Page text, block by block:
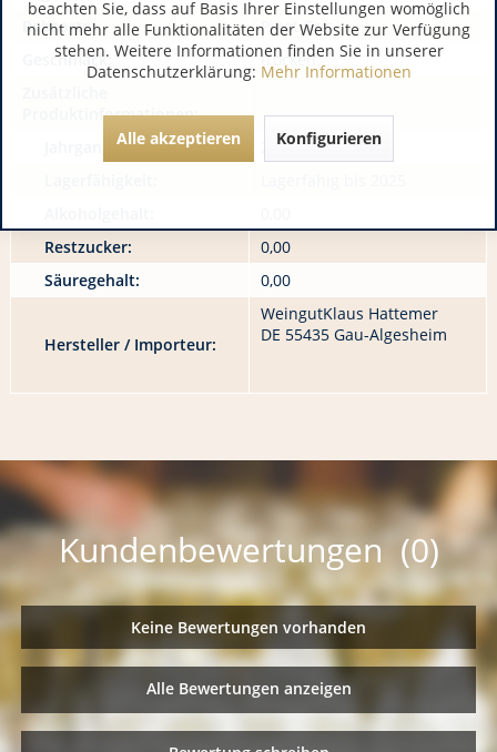
Rebsorte:
Pinot Gris
Geschmack:
trocken
Produktinformationen:
2025
Restzucker:
0,00
Säuregehalt:
0,00
Hersteller / Importeur:
WeingutKlaus Hattemer
DE 55435 Gau-Algesheim
Kundenbewertungen (0)
Keine Bewertungen vorhanden
Alle Bewertungen anzeigen
beachten Sie, dass auf Basis Ihrer Einstellungen womöglich
nicht mehr alle Funktionalitäten der Website zur Verfügung
stehen. Weitere Informationen finden Sie in unserer
Datenschutzerklärung: Mehr Informationen
Alle akzeptieren Konfigurieren